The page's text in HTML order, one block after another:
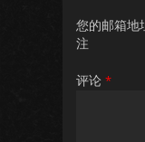
您的邮箱地
注
评论 *